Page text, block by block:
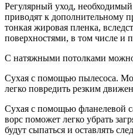
Регулярный уход,
приводят к дополнительному
тонкая жировая пленка,
поверхностями, в том числе и
С натяжными потолками
Сухая с помощью пылесоса.
легко повредить резким
Сухая с помощью фланелевой
ворс поможет легко убрать
будут сыпаться и оставлять